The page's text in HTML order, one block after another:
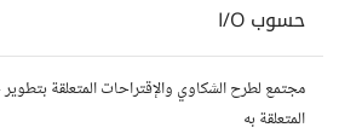
حسوب I/O
المتعلقة به